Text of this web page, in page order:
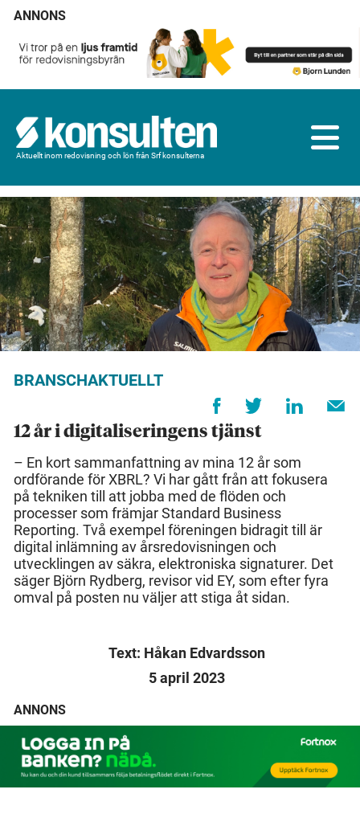
ANNONS
Aktuellt inom redovisning och lön från Srf konsulterna
BRANSCHAKTUELLT
12 år i digitaliseringens tjänst
– En kort sammanfattning av mina 12 år som
ordförande för XBRL? Vi har gått från att fokusera
på tekniken till att jobba med de flöden och
processer som främjar Standard Business
Reporting. Två exempel föreningen bidragit till är
digital inlämning av årsredovisningen och
utvecklingen av säkra, elektroniska signaturer. Det
säger Björn Rydberg, revisor vid EY, som efter fyra
omval på posten nu väljer att stiga åt sidan.
Text: Håkan Edvardsson
5 april 2023
ANNONS